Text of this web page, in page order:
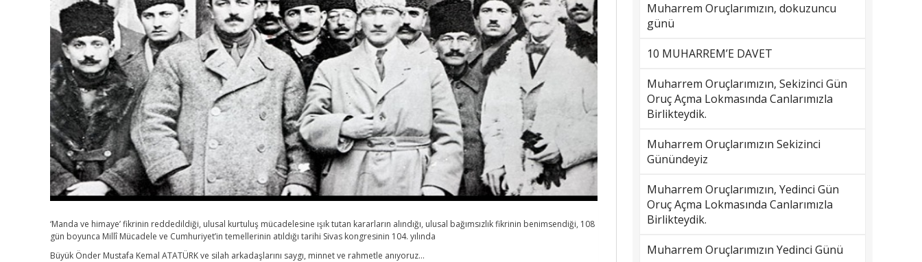
‘Manda ve himaye’ fikrinin reddedildiği, ulusal kurtuluş mücadelesine ışık tutan kararların alındığı, ulusal bağımsızlık fikrinin benimsendiği, 108
gün boyunca Millî Mücadele ve Cumhuriyet’in temellerinin atıldığı tarihi Sivas kongresinin 104. yılında
Büyük Önder Mustafa Kemal ATATÜRK ve silah arkadaşlarını saygı, minnet ve rahmetle anıyoruz…
Muharrem Oruçlarımızın, dokuzuncu
günü
10 MUHARREM’E DAVET
Muharrem Oruçlarımızın, Sekizinci Gün
Oruç Açma Lokmasında Canlarımızla
Birlikteydik.
Muharrem Oruçlarımızın Sekizinci
Günündeyiz
Muharrem Oruçlarımızın, Yedinci Gün
Oruç Açma Lokmasında Canlarımızla
Birlikteydik.
Muharrem Oruçlarımızın Yedinci Günü